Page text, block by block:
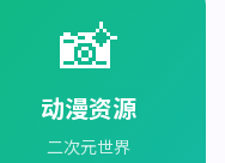
📸
动漫资源
二次元世界